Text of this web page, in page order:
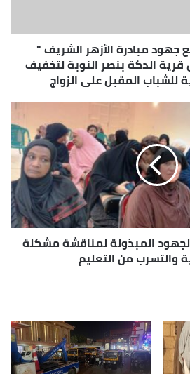
جهود مبادرة الأزهر الشريف "
قرية الدكة بنصر النوبة لتخفيف
للشباب المقبل على الزواج
المبذولة لمناقشة مشكلة
والتسرب من التعليم